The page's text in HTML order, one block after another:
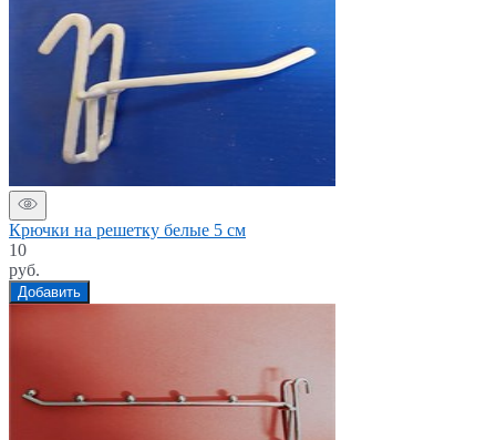
Крючки на решетку белые 5 см
10
руб.
Добавить